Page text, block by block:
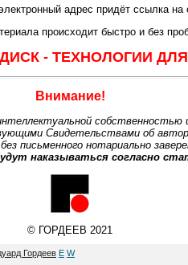
адрес придёт ссылка на
происходит быстро и без
- ТЕХНОЛОГИИ
Внимание!
собственностью
Свидетельствами об
письменного нотариально
наказываться согласно
© ГОРДЕЕВ 2021
Гордеев E W